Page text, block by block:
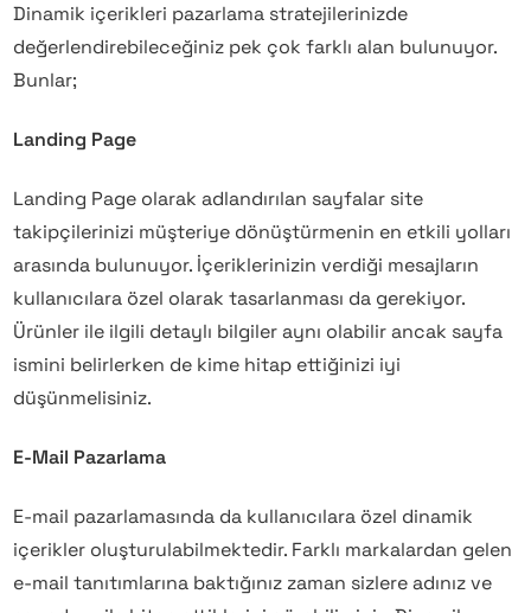
Dinamik içerikleri pazarlama stratejilerinizde
değerlendirebileceğiniz pek çok farklı alan bulunuyor.
Bunlar;
Landing Page
Landing Page olarak adlandırılan sayfalar site
takipçilerinizi müşteriye dönüştürmenin en etkili yolları
arasında bulunuyor. İçeriklerinizin verdiği mesajların
kullanıcılara özel olarak tasarlanması da gerekiyor.
Ürünler ile ilgili detaylı bilgiler aynı olabilir ancak sayfa
ismini belirlerken de kime hitap ettiğinizi iyi
düşünmelisiniz.
E-Mail Pazarlama
E-mail pazarlamasında da kullanıcılara özel dinamik
içerikler oluşturulabilmektedir. Farklı markalardan gelen
e-mail tanıtımlarına baktığınız zaman sizlere adınız ve